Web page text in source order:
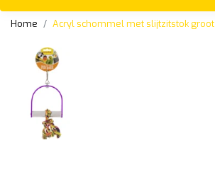
Home Acryl schommel met slijtzitstok groot